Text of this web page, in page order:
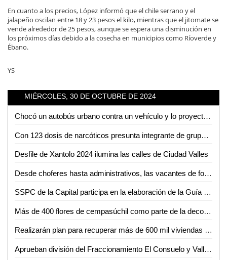
En cuanto a los precios, López informó que el chile serrano y el
jalapeño oscilan entre 18 y 23 pesos el kilo, mientras que el jitomate se
vende alrededor de 25 pesos, aunque se espera una disminución en
los próximos días debido a la cosecha en municipios como Ríoverde y
Ébano.
YS
MIÉRCOLES, 30 DE OCTUBRE DE 2024
Chocó un autobús urbano contra un vehículo y lo proyectó contra un poste: 2 lesionados
Con 123 dosis de narcóticos presunta integrante de grupo criminal es detenida por Guardia Civil estatal
Desfile de Xantolo 2024 ilumina las calles de Ciudad Valles
Desde choferes hasta administrativos, las vacantes de fomento al empleo en Ciudad Valles
SSPC de la Capital participa en la elaboración de la Guía Forense en la Investigación del Crimen de Feminicidio
Más de 400 flores de cempasúchil como parte de la decoración en la plaza principal de Ciudad Valles
Realizarán plan para recuperar más de 600 mil viviendas abandonadas del Infonavit
Aprueban división del Fraccionamiento El Consuelo y Valle Alto para elecciones de juntas de participación ciudadana